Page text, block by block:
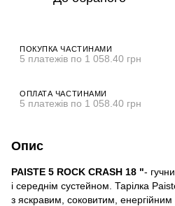
ПОКУПКА ЧАСТИНАМИ
5 платежів по 1 058.40 грн
ОПЛАТА ЧАСТИНАМИ
5 платежів по 1 058.40 грн
Опис
PAISTE 5 ROCK CRASH 18 "-
і середнім сустейном. Тарілка
з яскравим, соковитим,